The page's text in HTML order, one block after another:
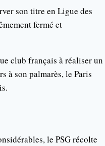
son titre en Ligue des
fermé et
club français à réaliser un
à son palmarès, le Paris
le PSG récolte